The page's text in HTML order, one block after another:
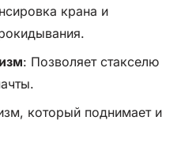
крана и
: Позволяет стакселю
который поднимает и